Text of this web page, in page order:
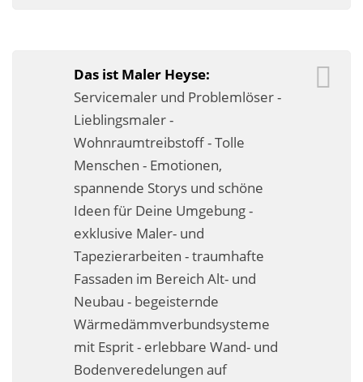
Kalkkind-Fachbetrieb – Sumpfkalk-Oberflächen
Malerarbeiten
Rostoptik
Tapezierarbeiten
Wandbegrünungen
Wärmedämmung / WDVS
Service ›
Entspannter Urlaubsservice
Das ist Maler Heyse:
Servicemaler und Problemlöser -
Lieblingsmaler -
Wohnraumtreibstoff - Tolle
Menschen - Emotionen,
spannende Storys und schöne
Ideen für Deine Umgebung -
exklusive Maler- und
Tapezierarbeiten - traumhafte
Fassaden im Bereich Alt- und
Neubau - begeisternde
Wärmedämmverbundsysteme
mit Esprit - erlebbare Wand- und
Bodenveredelungen auf